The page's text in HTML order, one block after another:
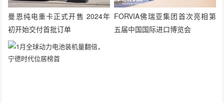
曼恩纯电重卡正式开售 2024年
初开始交付首批订单
FORVIA佛瑞亚集团首次亮相第
五届中国国际进口博览会